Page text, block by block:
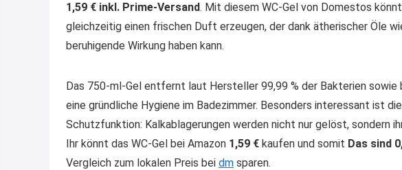
1,59 € inkl. Prime-Versand. Mit diesem WC-Gel von Domestos
gleichzeitig einen frischen Duft erzeugen, der dank ätherischer Öle
beruhigende Wirkung haben kann.
Das 750-ml-Gel entfernt laut Hersteller 99,99 % der Bakterien
eine gründliche Hygiene im Badezimmer. Besonders interessant ist
Schutzfunktion: Kalkablagerungen werden nicht nur gelöst, sondern
Ihr könnt das WC-Gel bei Amazon 1,59 € kaufen und somit Das sind
Vergleich zum lokalen Preis bei dm sparen.